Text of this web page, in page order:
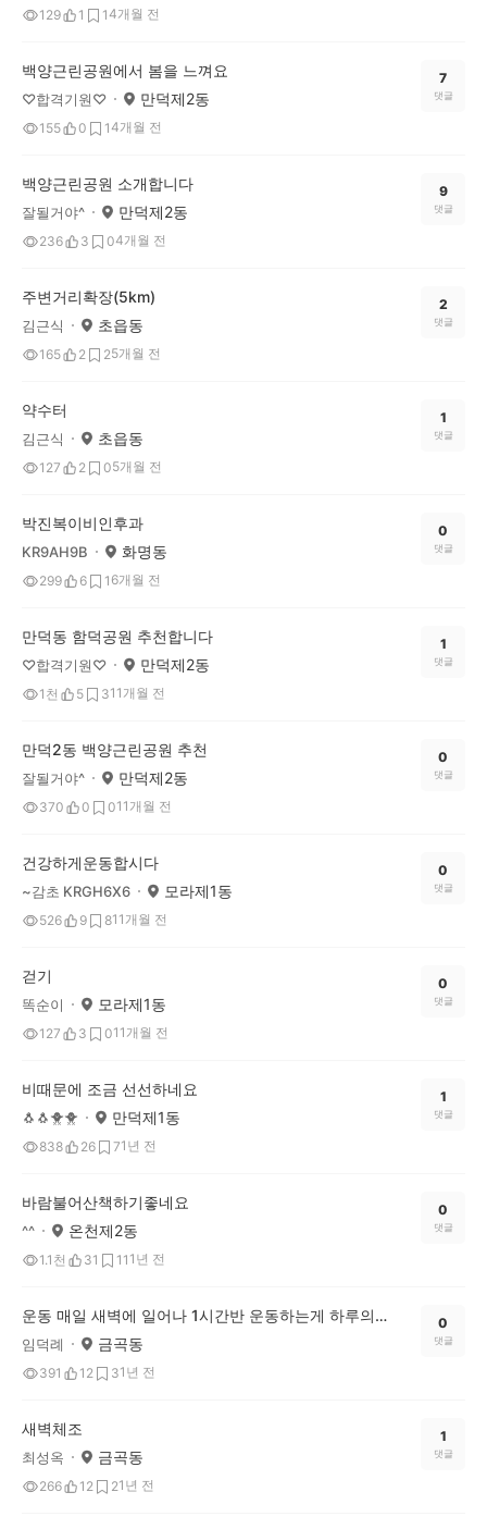
129 1 14개월 전
백양근린공원에서 봄을 느껴요
♡합격기원♡ 만덕제2동
155 0 14개월 전
7
댓글
백양근린공원 소개합니다
잘될거야^ 만덕제2동
236 3 04개월 전
9
댓글
주변거리확장(5km)
김근식 초읍동
165 2 25개월 전
2
댓글
약수터
김근식 초읍동
127 2 05개월 전
1
댓글
박진복이비인후과
KR9AH9B 화명동
299 6 1 6개월 전
0
댓글
만덕동 함덕공원 추천합니다
♡합격기원♡ 만덕제2동
1천 5 311개월 전
1
댓글
만덕2동 백양근린공원 추천
잘될거야^ 만덕제2동
370 0 011개월 전
0
댓글
건강하게운동합시다
~감초 KRGH6X6 모라제1동
526 9 811개월 전
0
댓글
걷기
똑순이 모라제1동
127 3 011개월 전
0
댓글
비때문에 조금 선선하네요
🐧🐧🐥🐥 만덕제1동
838 26 71년 전
1
댓글
바람불어산책하기좋네요
^^ 온천제2동
1.1천 31 11 1년 전
0
댓글
운동 매일 새벽에 일어나 1시간반 운동하는게 하루의 시작이다
임덕례 금곡동
391 12 31년 전
0
댓글
새벽체조
최성옥 금곡동
266 12 21년 전
1
댓글